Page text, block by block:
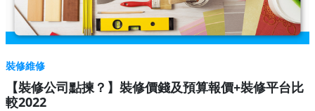
裝修維修
【裝修公司點揀？】裝修價錢及預算報價+裝修平台比
較2022